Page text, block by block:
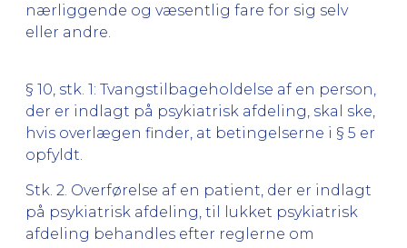
nærliggende og væsentlig fare for sig selv
eller andre.
§ 10, stk. 1: Tvangstilbageholdelse af en person,
der er indlagt på psykiatrisk afdeling, skal ske,
hvis overlægen finder, at betingelserne i § 5 er
opfyldt.
Stk. 2. Overførelse af en patient, der er indlagt
på psykiatrisk afdeling, til lukket psykiatrisk
afdeling behandles efter reglerne om